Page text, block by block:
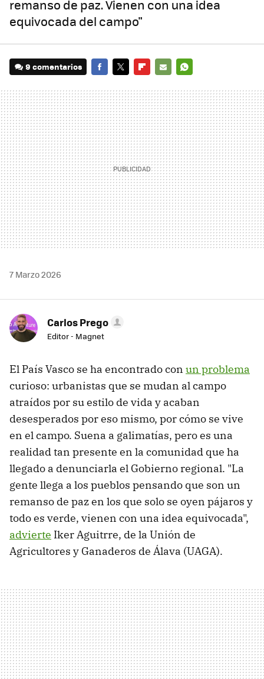
remanso de paz. Vienen con una idea
equivocada del campo"
9 comentarios
MAIL
7 Marzo 2026
Carlos Prego
Editor - Magnet
El País Vasco se ha encontrado con un problema
curioso: urbanistas que se mudan al campo
atraídos por su estilo de vida y acaban
desesperados por eso mismo, por cómo se vive
en el campo. Suena a galimatías, pero es una
realidad tan presente en la comunidad que ha
llegado a denunciarla el Gobierno regional. "La
gente llega a los pueblos pensando que son un
remanso de paz en los que solo se oyen pájaros y
todo es verde, vienen con una idea equivocada",
advierte Iker Aguitrre, de la Unión de
Agricultores y Ganaderos de Álava (UAGA).